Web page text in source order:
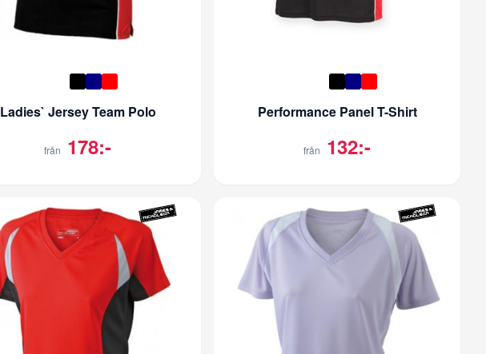
Ladies` Jersey Team Polo
från 178:-
Performance Panel T-Shirt
från 132:-